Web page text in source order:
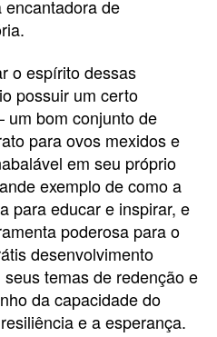
de
o espírito dessas
possuir um certo
um bom conjunto de
para ovos mexidos e
em seu próprio
exemplo de como a
para educar e inspirar, e
poderosa para o
desenvolvimento
temas de redenção e
da capacidade do
e a esperança.